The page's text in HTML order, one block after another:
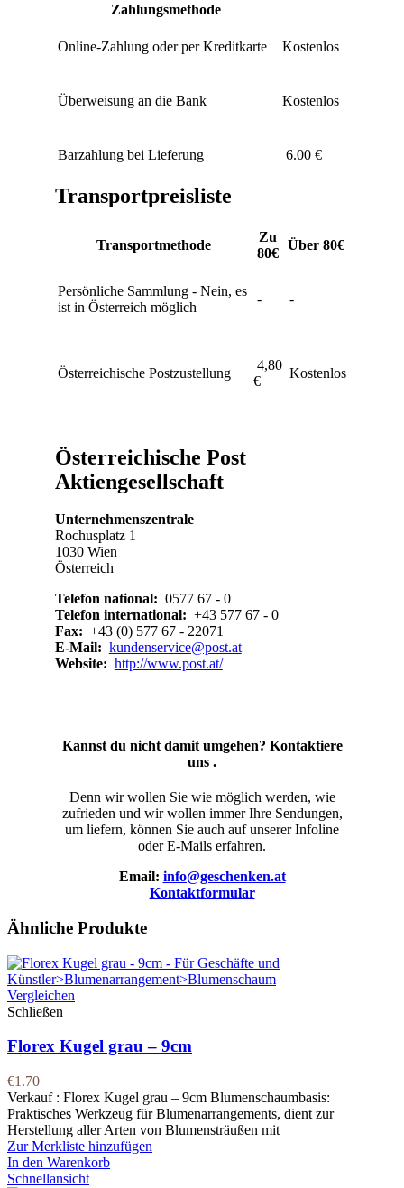
Zahlungsmethode
Online-Zahlung oder per Kreditkarte Kostenlos
Überweisung an die Bank Kostenlos
Barzahlung bei Lieferung 6.00 €
Transportpreisliste
Transportmethode
Zu
80€
Über 80€
Persönliche Sammlung - Nein, es
ist in Österreich möglich
- -
Österreichische Postzustellung
4,80
€
Kostenlos
Österreichische Post
Aktiengesellschaft
Unternehmenszentrale
Rochusplatz 1
1030 Wien
Österreich
Telefon national: 0577 67 - 0
Telefon international: +43 577 67 - 0
Fax: +43 (0) 577 67 - 22071
E-Mail: kundenservice@post.at
Website: http://www.post.at/
Kannst du nicht damit umgehen? Kontaktiere
uns .
Denn wir wollen Sie wie möglich werden, wie
zufrieden und wir wollen immer Ihre Sendungen,
um liefern, können Sie auch auf unserer Infoline
oder E-Mails erfahren.
Email: info@geschenken.at
Kontaktformular
Ähnliche Produkte
Vergleichen
Schließen
Florex Kugel grau – 9cm
€1.70
Verkauf : Florex Kugel grau – 9cm Blumenschaumbasis:
Praktisches Werkzeug für Blumenarrangements, dient zur
Herstellung aller Arten von Blumensträußen mit
Zur Merkliste hinzufügen
In den Warenkorb
Schnellansicht